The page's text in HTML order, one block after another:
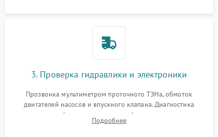
3. Проверка гидравлики и электроники
Прозвонка мультиметром проточного ТЭНа, обмоток
двигателей насосов и впускного клапана. Диагностика
прессостата (датчика уровня воды), датчика мутности,
концевика дверцы и электронного модуля управления.
Подробнее